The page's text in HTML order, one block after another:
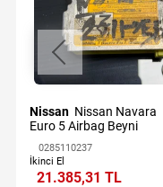
Nissan
Euro 5 Airbag Beyni
0285110237
İkinci El
21.385,31 TL